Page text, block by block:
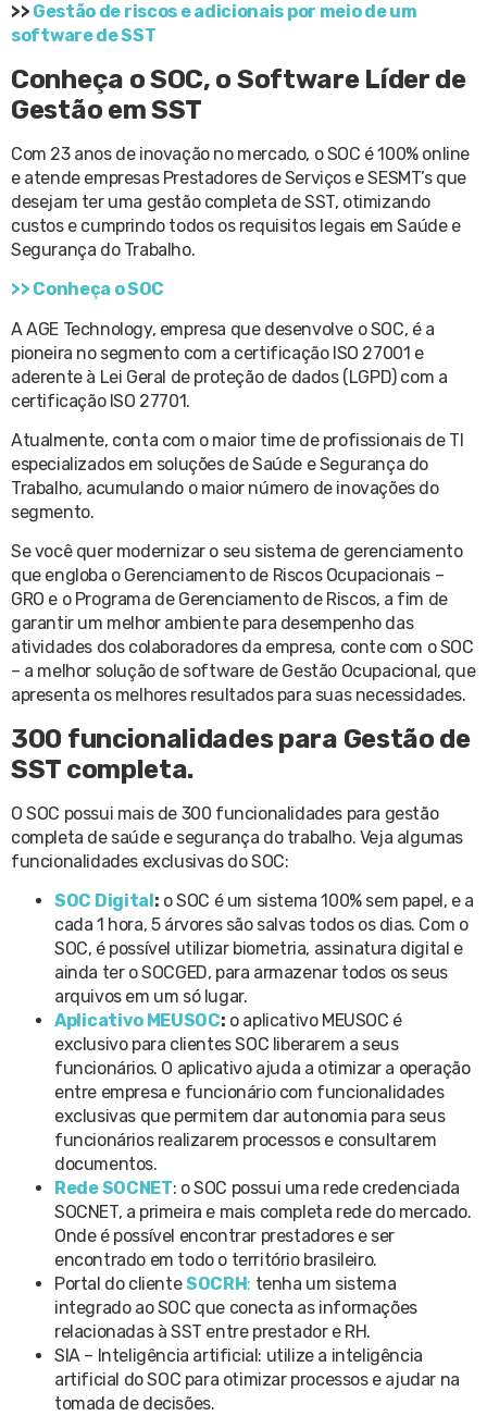
>> Gestão de riscos e adicionais por meio de um
software de SST
Conheça o SOC, o Software Líder de
Gestão em SST
Com 23 anos de inovação no mercado, o SOC é 100% online
e atende empresas Prestadores de Serviços e SESMT’s que
desejam ter uma gestão completa de SST, otimizando
custos e cumprindo todos os requisitos legais em Saúde e
Segurança do Trabalho.
>> Conheça o SOC
A AGE Technology, empresa que desenvolve o SOC, é a
pioneira no segmento com a certificação ISO 27001 e
aderente à Lei Geral de proteção de dados (LGPD) com a
certificação ISO 27701.
Atualmente, conta com o maior time de profissionais de TI
especializados em soluções de Saúde e Segurança do
Trabalho, acumulando o maior número de inovações do
segmento.
Se você quer modernizar o seu sistema de gerenciamento
que engloba o Gerenciamento de Riscos Ocupacionais –
GRO e o Programa de Gerenciamento de Riscos, a fim de
garantir um melhor ambiente para desempenho das
atividades dos colaboradores da empresa, conte com o SOC
– a melhor solução de software de Gestão Ocupacional, que
apresenta os melhores resultados para suas necessidades.
300 funcionalidades para Gestão de
SST completa.
O SOC possui mais de 300 funcionalidades para gestão
completa de saúde e segurança do trabalho. Veja algumas
funcionalidades exclusivas do SOC:
SOC Digital : o SOC é um sistema 100% sem papel, e a
cada 1 hora, 5 árvores são salvas todos os dias. Com o
SOC, é possível utilizar biometria, assinatura digital e
ainda ter o SOCGED, para armazenar todos os seus
arquivos em um só lugar.
Aplicativo MEUSOC: o aplicativo MEUSOC é
exclusivo para clientes SOC liberarem a seus
funcionários. O aplicativo ajuda a otimizar a operação
entre empresa e funcionário com funcionalidades
exclusivas que permitem dar autonomia para seus
funcionários realizarem processos e consultarem
documentos.
Rede SOCNET: o SOC possui uma rede credenciada
SOCNET, a primeira e mais completa rede do mercado.
Onde é possível encontrar prestadores e ser
encontrado em todo o território brasileiro.
Portal do clienteSOCRH : tenha um sistema
integrado ao SOC que conecta as informações
relacionadas à SST entre prestador e RH.
SIA – Inteligência artificial: utilize a inteligência
artificial do SOC para otimizar processos e ajudar na
tomada de decisões.